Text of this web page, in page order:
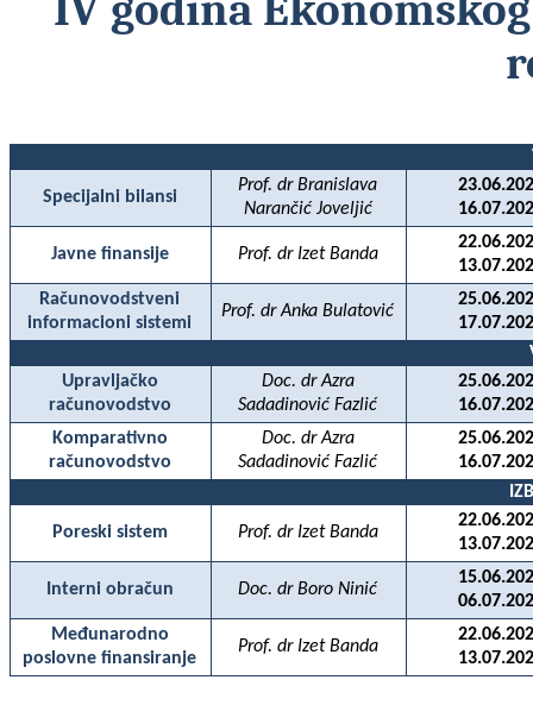
Specijalni bilansi
Prof. dr Branislava
Narančić Joveljić
Javne finansije Prof. dr Izet Banda
Računovodstveni
informacioni sistemi
Prof. dr Anka Bulatović
Upravljačko
računovodstvo
Doc. dr Azra
Sadadinović Fazlić
Komparativno
računovodstvo
Doc. dr Azra
Sadadinović Fazlić
Poreski sistem Prof. dr Izet Banda
Interni obračun Doc. dr Boro Ninić
Međunarodno
poslovne finansiranje
Prof. dr Izet Banda